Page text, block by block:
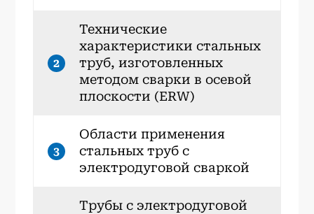
2
Технические
характеристики стальных
труб, изготовленных
методом сварки в осевой
плоскости (ERW)
3
Области применения
стальных труб с
электродуговой сваркой
Трубы с электродуговой